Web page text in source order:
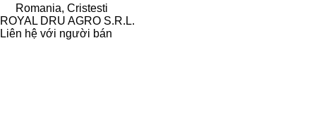
Romania, Cristesti
ROYAL DRU AGRO S.R.L.
Liên hệ với người bán